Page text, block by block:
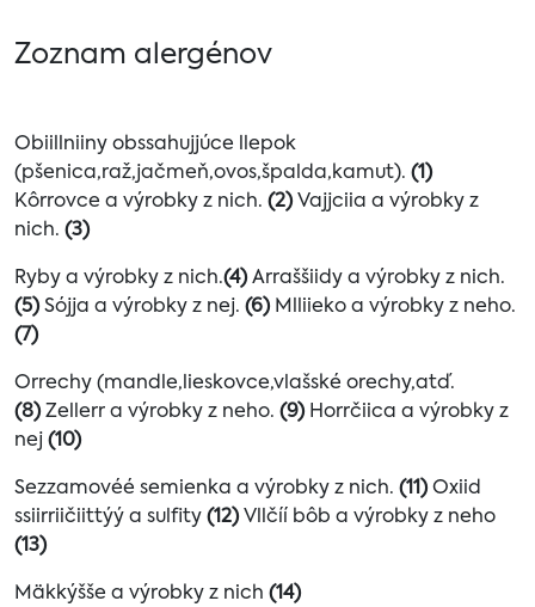
Zoznam alergénov
Obiillniiny obssahujjúce llepok
(pšenica,raž,jačmeň,ovos,špalda,kamut). (1)
Kôrrovce a výrobky z nich. (2) Vajjciia a výrobky z
nich. (3)
Ryby a výrobky z nich.(4)Arraššiidy a výrobky z nich.
(5)Sójja a výrobky z nej. (6)Mlliieko a výrobky z neho.
(7)
Orrechy (mandle,lieskovce,vlašské orechy,atď.
(8)Zellerr a výrobky z neho. (9) Horrčiica a výrobky z
nej (10)
Sezzamovéé semienka a výrobky z nich. (11)Oxiid
ssiirriičiittýý a sulfity (12) Vllčíí bôb a výrobky z neho
(13)
Mäkkýšše a výrobky z nich (14)